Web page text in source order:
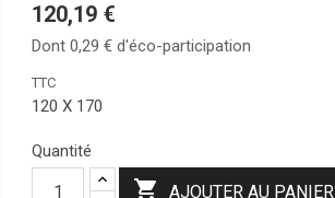
120,19 €
Dont 0,29 € d'éco-participation
TTC
120 X 170
Quantité
 AJOUTER AU PANIER